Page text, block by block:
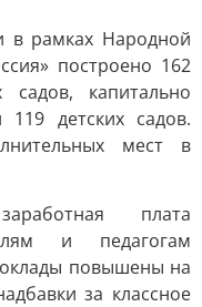
в рамках Народной
построено 162
капитально
детских садов.
мест в
плата
и педагогам
повышены на
за классное